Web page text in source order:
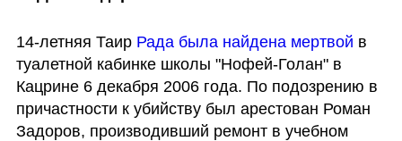
14-летняя Таир Рада была найдена мертвой в
туалетной кабинке школы "Нофей-Голан" в
Кацрине 6 декабря 2006 года. По подозрению в
причастности к убийству был арестован Роман
Задоров, производивший ремонт в учебном